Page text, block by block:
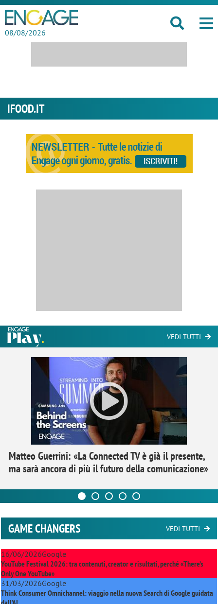
08/08/2026
IFOOD.IT
VEDI TUTTI
Matteo Guerrini: «La Connected TV è già il presente,
ma sarà ancora di più il futuro della comunicazione»
GAME CHANGERS VEDI TUTTI
16/06/2026Google
YouTube Festival 2026: tra contenuti, creator e risultati, perché «There’s
Only One YouTube»
31/03/2026Google
Think Consumer Omnichannel: viaggio nella nuova Search di Google guidata